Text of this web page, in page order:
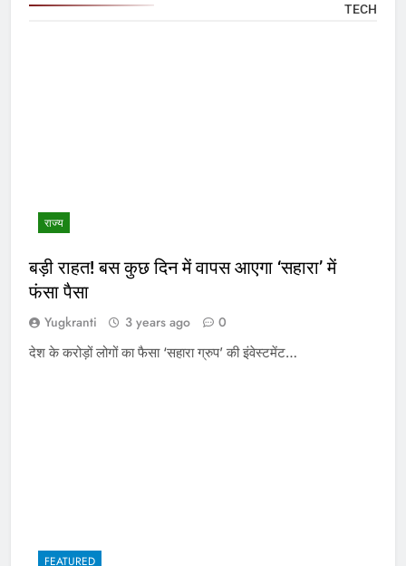
TECH
राज्य
बड़ी राहत! बस कुछ दिन में वापस आएगा ‘सहारा’ में
फंसा पैसा
Yugkranti 3 years ago 0
देश के करोड़ों लोगों का फैसा ‘सहारा ग्रुप’ की इंवेस्टमेंट…
FEATURED